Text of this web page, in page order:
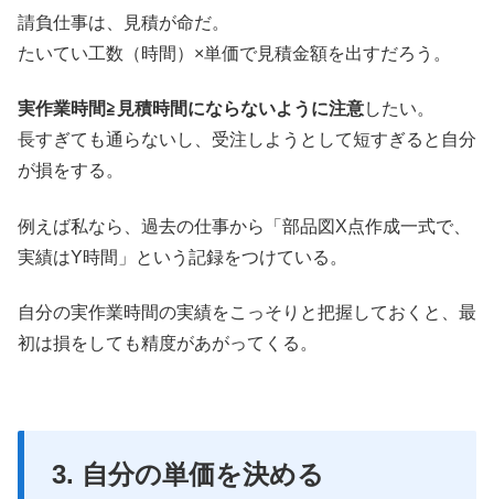
請負仕事は、見積が命だ。
たいてい工数（時間）×単価で見積金額を出すだろう。
実作業時間≧見積時間にならないように注意したい。
長すぎても通らないし、受注しようとして短すぎると自分
が損をする。
例えば私なら、過去の仕事から「部品図X点作成一式で、
実績はY時間」という記録をつけている。
自分の実作業時間の実績をこっそりと把握しておくと、最
初は損をしても精度があがってくる。
3. 自分の単価を決める